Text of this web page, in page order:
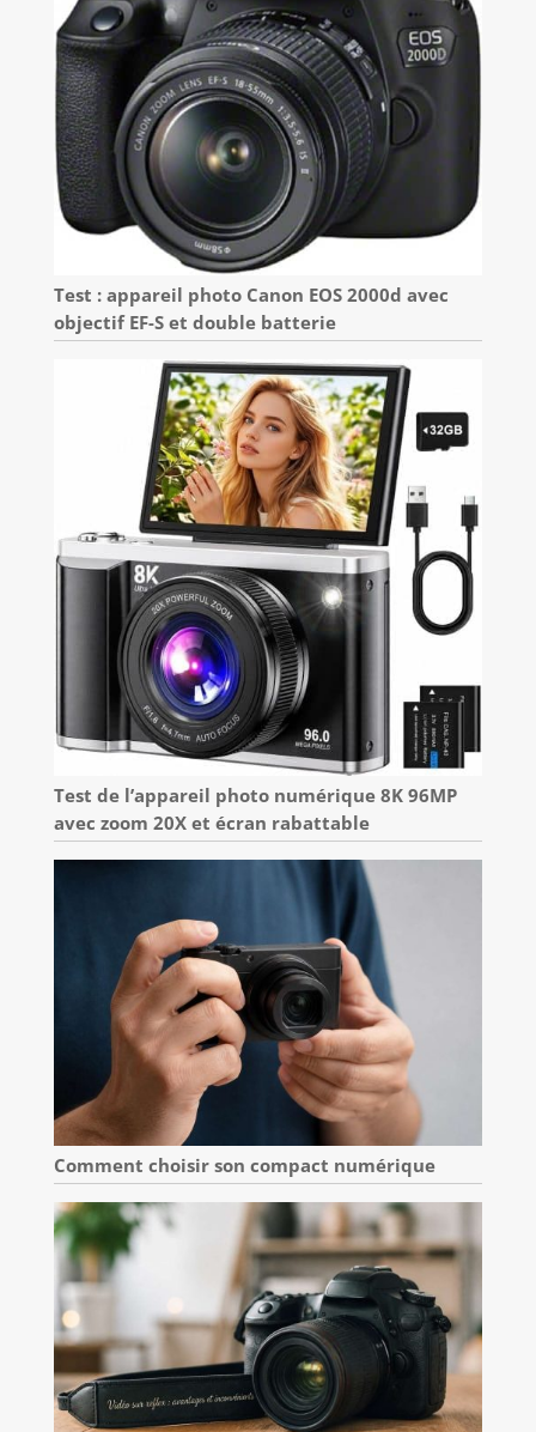
Test : appareil photo Canon EOS 2000d avec
objectif EF-S et double batterie
Test de l’appareil photo numérique 8K 96MP
avec zoom 20X et écran rabattable
Comment choisir son compact numérique